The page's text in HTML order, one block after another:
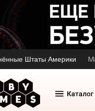
Штаты Америки
Каталог